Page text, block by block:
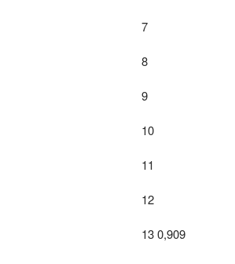
7
8
9
10
11
12
13 0,909